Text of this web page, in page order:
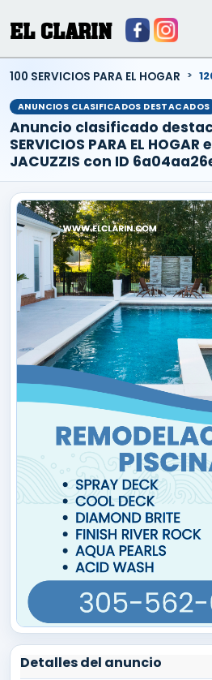
EL CLARIN
100 SERVICIOS PARA EL HOGAR
ANUNCIOS CLASIFICADOS DESTACADOS
Anuncio clasificado
SERVICIOS PARA EL HOGAR
JACUZZIS con ID
Detalles del anuncio